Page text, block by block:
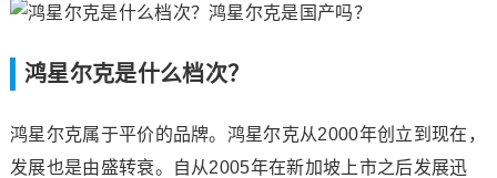
鸿星尔克是什么档次？
鸿星尔克属于平价的品牌。鸿星尔克从2000年创立到现在，
发展也是由盛转衰。自从2005年在新加坡上市之后发展迅